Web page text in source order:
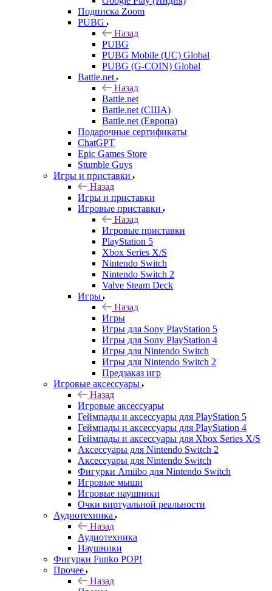
Подписка Zoom
PUBG
Назад
PUBG
PUBG Mobile (UC) Global
PUBG (G-COIN) Global
Battle.net
Назад
Battle.net
Battle.net (США)
Battle.net (Европа)
Подарочные сертификаты
ChatGPT
Epic Games Store
Stumble Guys
Игры и приставки
Назад
Игры и приставки
Игровые приставки
Назад
Игровые приставки
PlayStation 5
Xbox Series X/S
Nintendo Switch
Nintendo Switch 2
Valve Steam Deck
Игры
Назад
Игры
Игры для Sony PlayStation 5
Игры для Sony PlayStation 4
Игры для Nintendo Switch
Игры для Nintendo Switch 2
Предзаказ игр
Игровые аксессуары
Назад
Игровые аксессуары
Геймпады и аксессуары для PlayStation 5
Геймпады и аксессуары для PlayStation 4
Геймпады и аксессуары для Xbox Series X/S
Аксессуары для Nintendo Switch 2
Аксессуары для Nintendo Switch
Фигурки Amiibo для Nintendo Switch
Игровые мыши
Игровые наушники
Очки виртуальной реальности
Аудиотехника
Назад
Аудиотехника
Наушники
Фигурки Funko POP!
Прочее
Назад